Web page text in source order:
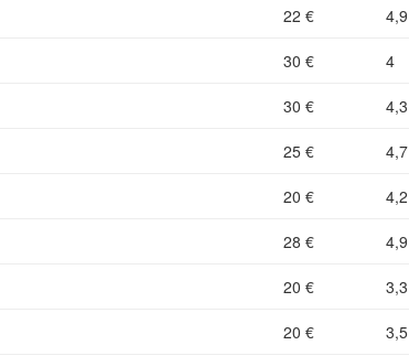
22 € 4,9
30 € 4
30 € 4,3
25 € 4,7
20 € 4,2
28 € 4,9
20 € 3,3
20 € 3,5